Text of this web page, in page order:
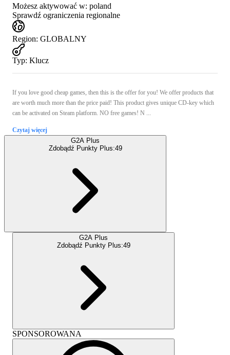
Możesz aktywować w: poland
Sprawdź ograniczenia regionalne
Region: GLOBALNY
Typ: Klucz
If you love good cheap games, then this is the offer for you! We offer products that
are worth much more than the price paid! This product gives unique CD-key which
can be activated on Steam platform. NO free games! N ...
Czytaj więcej
G2A Plus
Zdobądź Punkty Plus:49
G2A Plus
Zdobądź Punkty Plus:49
SPONSOROWANA